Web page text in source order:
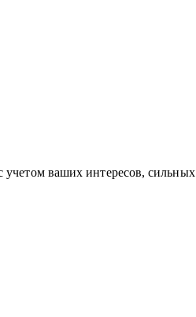
HR-технологиям и
и аналитикой в сфере карьерного
не только финансовый
учетом ваших интересов, сильных